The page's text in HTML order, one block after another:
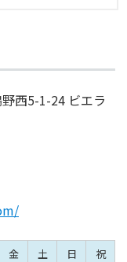
西5-1-24 ビエラ
金 土 日 祝